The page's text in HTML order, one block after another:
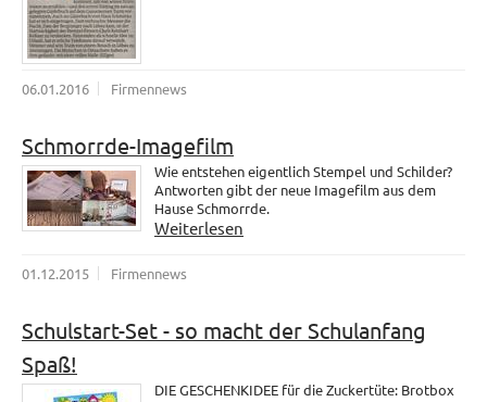
06.01.2016 Firmennews
Schmorrde-Imagefilm
Wie entstehen eigentlich Stempel und Schilder?
Antworten gibt der neue Imagefilm aus dem
Hause Schmorrde.
Weiterlesen
01.12.2015 Firmennews
Schulstart-Set - so macht der Schulanfang
Spaß!
DIE GESCHENKIDEE für die Zuckertüte: Brotbox